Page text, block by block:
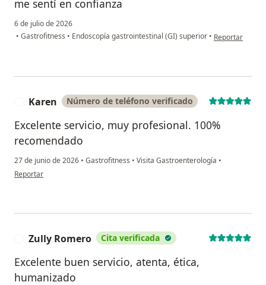
me sentí en confianza
6 de julio de 2026
• Gastrofitness • Endoscopía gastrointestinal (GI) superior • en opinión del
Reportar
Karen Número de teléfono verificado
Excelente servicio, muy profesional. 100%
recomendado
27 de junio de 2026 • Gastrofitness • Visita Gastroenterología •
en opinión del usuario Karen
Reportar
Zully Romero Cita verificada
Excelente buen servicio, atenta, ética,
humanizado